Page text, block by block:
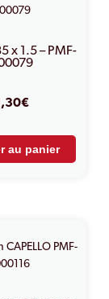
x 1.5 – PMF-
€
au panier